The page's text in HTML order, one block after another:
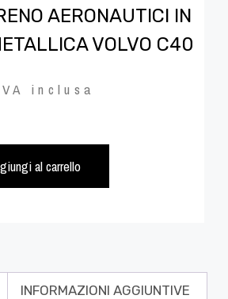
AERONAUTICI IN
VOLVO C40
inclusa
al carrello
INFORMAZIONI AGGIUNTIVE